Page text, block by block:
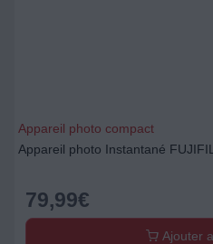
Appareil photo compact
Appareil photo Instantané
79,99€
Ajouter